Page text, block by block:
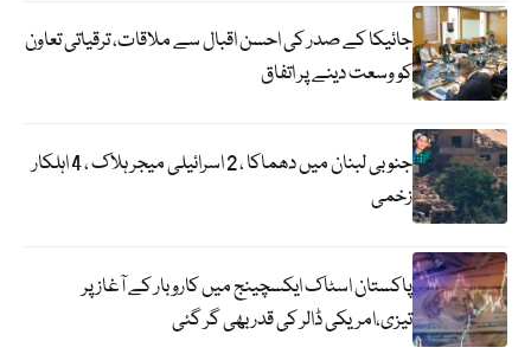
جائیکا کے صدر کی احسن اقبال سے ملاقات، ترقیاتی تعاون
کو وسعت دینے پر اتفاق
جنوبی لبنان میں دھماکا ، 2 اسرائیلی میجر ہلاک ، 4 اہلکار
زخمی
پاکستان اسٹاک ایکسچینج میں کاروبار کے آغاز پر
تیزی،امریکی ڈالر کی قدر بھی گر گئی